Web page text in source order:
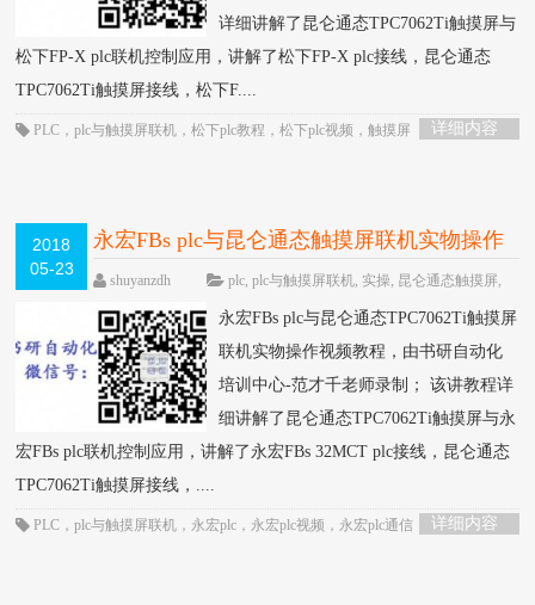
详细讲解了昆仑通态TPC7062Ti触摸屏与
松下FP-X plc联机控制应用，讲解了松下FP-X plc接线，昆仑通态
TPC7062Ti触摸屏接线，松下F....
详细内容
PLC ，plc与触摸屏联机 ，松下plc教程 ，松下plc视频 ，触摸屏
2018
05-23
永宏FBs plc与昆仑通态触摸屏联机实物操作
视频教程-书研自动化培训中心制作 HOT
shuyanzdh plc,plc与触摸屏联机, 实操, 昆仑通态触摸屏,
永宏FBs plc与昆仑通态TPC7062Ti触摸屏
联机实物操作视频教程，由书研自动化
培训中心-范才千老师录制； 该讲教程详
细讲解了昆仑通态TPC7062Ti触摸屏与永
宏FBs plc联机控制应用，讲解了永宏FBs 32MCT plc接线，昆仑通态
TPC7062Ti触摸屏接线，....
详细内容
PLC ，plc与触摸屏联机 ， 永宏plc ， 永宏plc视频 ， 永宏plc通信 触摸屏